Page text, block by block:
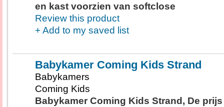
en kast voorzien van softclose
Review this product
+ Add to my saved list
Babykamer Coming Kids Strand
Babykamers
Coming Kids
Babykamer Coming Kids Strand, De prijs